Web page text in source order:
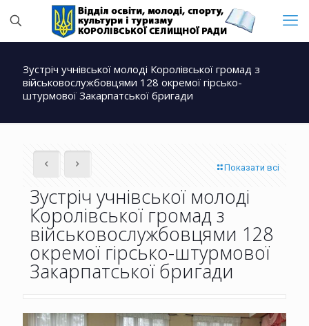
Зустріч учнівської молоді Королівської громад з
військовослужбовцями 128 окремої гірсько-
штурмової Закарпатської бригади
Показати всі
Зустріч учнівської молоді
Королівської громад з
військовослужбовцями 128
окремої гірсько-штурмової
Закарпатської бригади